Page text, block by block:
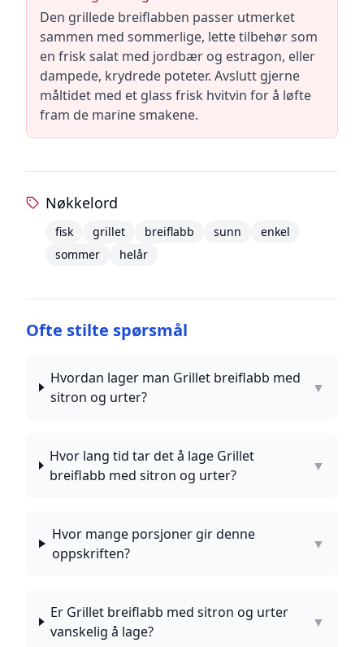
Den grillede breiflabben passer utmerket
sammen med sommerlige, lette tilbehør som
en frisk salat med jordbær og estragon, eller
dampede, krydrede poteter. Avslutt gjerne
måltidet med et glass frisk hvitvin for å løfte
fram de marine smakene.
Nøkkelord
fisk grillet breiflabb sunn
enkel
sommer
helår
Ofte stilte spørsmål
Hvordan lager man Grillet breiflabb med
sitron og urter?
▼
Hvor lang tid tar det å lage Grillet
breiflabb med sitron og urter?
▼
Hvor mange porsjoner gir denne
oppskriften?
▼
Er Grillet breiflabb med sitron og urter
vanskelig å lage?
▼